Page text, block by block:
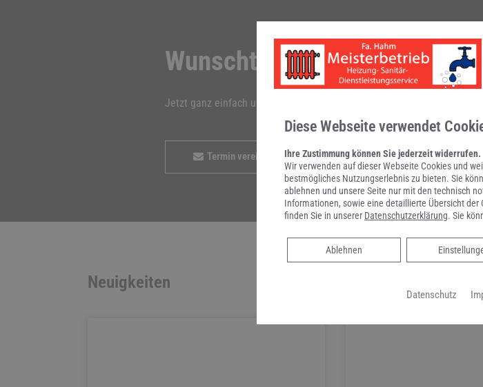
Wunschtermin
Jetzt ganz einfach und bequem Online Termine anfragen!
Termin vereinbaren
Neuigkeiten
Diese Webseite verwendet
Ihre Zustimmung können Sie jederzeit widerrufen.
Wir verwenden auf dieser Webseite Cookies und
bestmögliches Nutzungserlebnis zu bieten. Sie
ablehnen und unsere Seite nur mit den technisch
Informationen, sowie eine detaillierte Übersicht der
finden Sie in unserer Datenschutzerklärung. Sie
Ablehnen
Ablehnen
Datenschutz